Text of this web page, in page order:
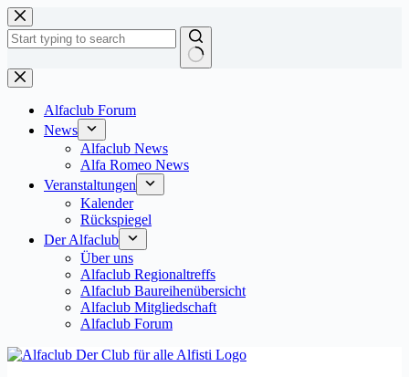
Zum
Inhalt
springen
Keine
Ergebnisse
Alfaclub Forum
News
Alfaclub News
Alfa Romeo News
Veranstaltungen
Kalender
Rückspiegel
Der Alfaclub
Über uns
Alfaclub Regionaltreffs
Alfaclub Baureihenübersicht
Alfaclub Mitgliedschaft
Alfaclub Forum